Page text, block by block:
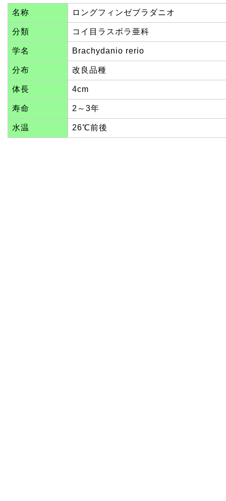
名称 ロングフィンゼブラダニオ
分類 コイ目ラスボラ亜科
学名 Brachydanio rerio
分布 改良品種
体長 4cm
寿命 2～3年
水温 26℃前後